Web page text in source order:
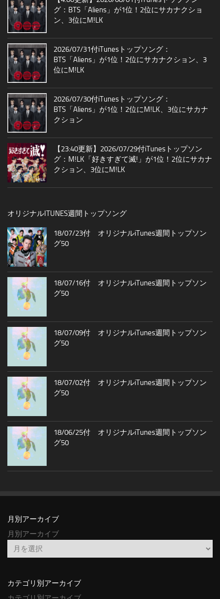
グ：BTS「Aliens」が1位！2位にサカナクショ
ン、3位にM!LK
2026/07/31付iTunesトップソング：
BTS「Aliens」が1位！2位にサカナクション、3
位にM!LK
2026/07/30付iTunesトップソング：
BTS「Aliens」が1位！2位にM!LK、3位にサカナ
クション
【23:40更新】2026/07/29付iTunesトップソン
グ：M!LK「好きすぎて滅!」が1位！2位にサカナ
クション、3位にM!LK
オリジナルITUNES週間トップソング
18/07/23付 オリジナルiTunes週間トップソン
グ50
18/07/16付 オリジナルiTunes週間トップソン
グ50
18/07/09付 オリジナルiTunes週間トップソン
グ50
18/07/02付 オリジナルiTunes週間トップソン
グ50
18/06/25付 オリジナルiTunes週間トップソン
グ50
月別アーカイブ
月別アーカイブ
カテゴリ別アーカイブ